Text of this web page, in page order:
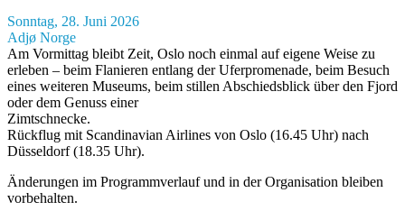
Sonntag, 28. Juni 2026
Adjø Norge
Am Vormittag bleibt Zeit, Oslo noch einmal auf eigene Weise zu
erleben – beim Flanieren entlang der Uferpromenade, beim Besuch
eines weiteren Museums, beim stillen Abschiedsblick über den Fjord
oder dem Genuss einer
Zimtschnecke.
Rückflug mit Scandinavian Airlines von Oslo (16.45 Uhr) nach
Düsseldorf (18.35 Uhr).
Änderungen im Programmverlauf und in der Organisation bleiben
vorbehalten.